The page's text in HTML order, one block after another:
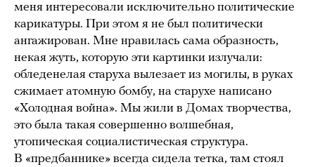
меня интересовали исключительно политические
карикатуры. При этом я не был политически
ангажирован. Мне нравилась сама образность,
некая жуть, которую эти картинки излучали:
обледенелая старуха вылезает из могилы, в руках
сжимает атомную бомбу, на старухе написано
«Холодная война». Мы жили в Домах творчества,
это была такая совершенно волшебная,
утопическая социалистическая структура.
В «предбаннике» всегда сидела тетка, там стоял